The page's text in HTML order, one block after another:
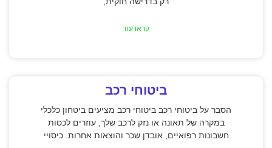
קראו עוד
ביטוחי רכב
הסבר על ביטוחי רכב ביטוחי רכב מציעים ביטחון כלכלי
במקרה של תאונה או נזק לרכב שלך, עוזרים לכסות
חשבונות רפואיים, אובדן שכר והוצאות אחרות. כיסויי